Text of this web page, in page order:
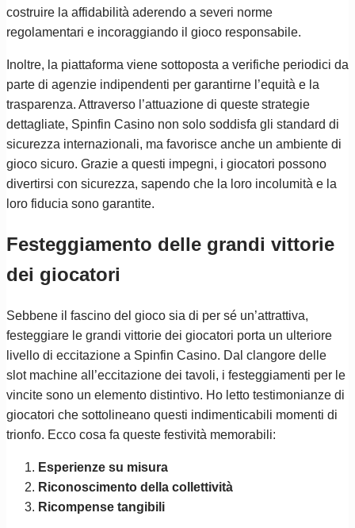
costruire la affidabilità aderendo a severi norme
regolamentari e incoraggiando il gioco responsabile.
Inoltre, la piattaforma viene sottoposta a verifiche periodici da
parte di agenzie indipendenti per garantirne l’equità e la
trasparenza. Attraverso l’attuazione di queste strategie
dettagliate, Spinfin Casino non solo soddisfa gli standard di
sicurezza internazionali, ma favorisce anche un ambiente di
gioco sicuro. Grazie a questi impegni, i giocatori possono
divertirsi con sicurezza, sapendo che la loro incolumità e la
loro fiducia sono garantite.
Festeggiamento delle grandi vittorie
dei giocatori
Sebbene il fascino del gioco sia di per sé un’attrattiva,
festeggiare le grandi vittorie dei giocatori porta un ulteriore
livello di eccitazione a Spinfin Casino. Dal clangore delle
slot machine all’eccitazione dei tavoli, i festeggiamenti per le
vincite sono un elemento distintivo. Ho letto testimonianze di
giocatori che sottolineano questi indimenticabili momenti di
trionfo. Ecco cosa fa queste festività memorabili:
Esperienze su misura
Riconoscimento della collettività
Ricompense tangibili